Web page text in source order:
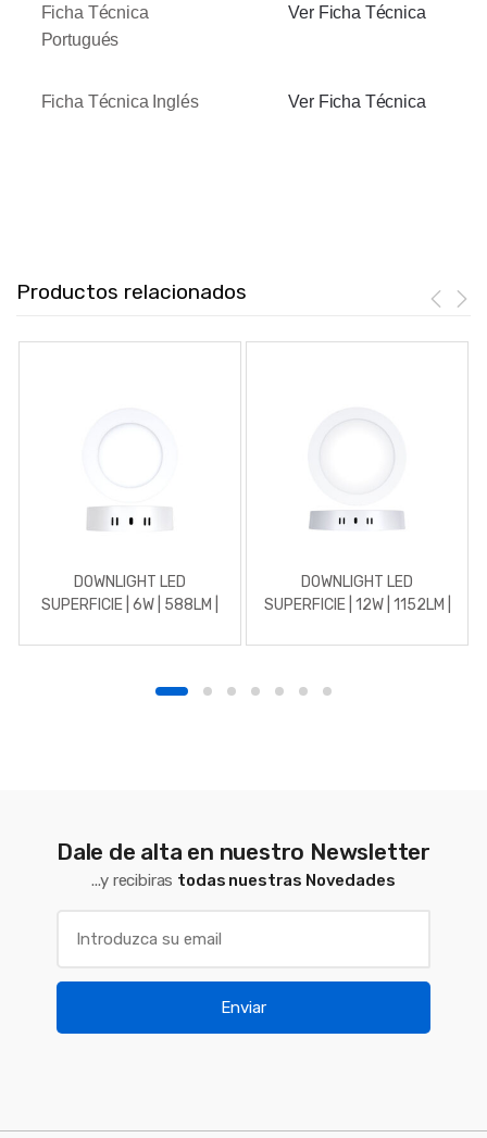
Ficha Técnica
Portugués
Ver Ficha Técnica
Ficha Técnica Inglés Ver Ficha Técnica
Productos relacionados
DOWNLIGHT LED
SUPERFICIE | 6W | 588LM |
BLANCO
DOWNLIGHT LED
SUPERFICIE | 12W | 1152LM |
BLANCO
Dale de alta en nuestro Newsletter
...y recibiras todas nuestras Novedades
Enviar